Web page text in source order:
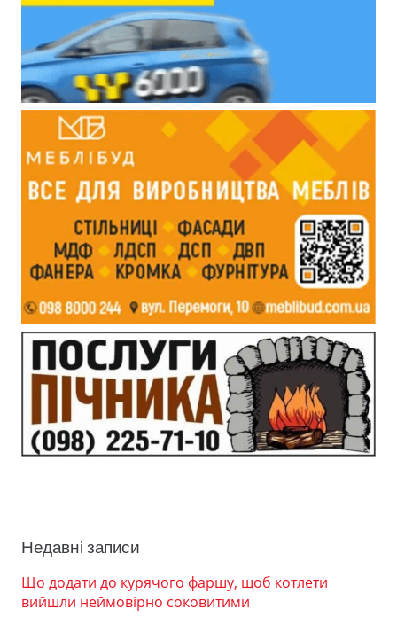
Недавні записи
Що додати до курячого фаршу, щоб котлети
вийшли неймовірно соковитими